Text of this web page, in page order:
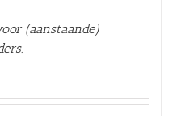
(aanstaande)